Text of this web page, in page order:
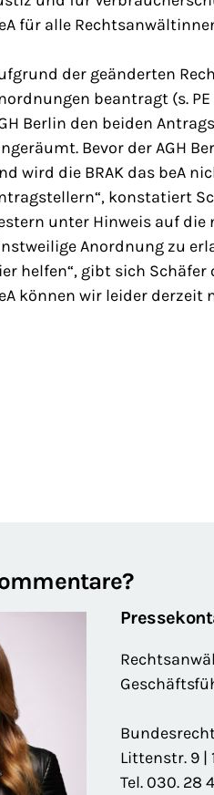
für alle
der geänderten
beantragt (s.
Berlin den beiden
Bevor der AGH
wird die BRAK das beA
konstatiert
unter Hinweis auf die
Anordnung zu
helfen“, gibt sich
können wir leider derzeit
Littenstr. 9 |
Tel. 030. 28